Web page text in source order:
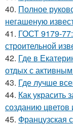
40. Полное
негашеную
41. ГОСТ 9179-77:
строительной
42. Где в
отдых с
43. Где лучше
44. Как украсить
созданию цветов
45. Французская